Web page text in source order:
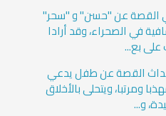
القصة عن "حسن" و "سحر"
في الصحراء، وقد أرادا
على بع...
القصة عن طفل يدعي
ومرتبا، ويتحلى بالأخلاق
و...